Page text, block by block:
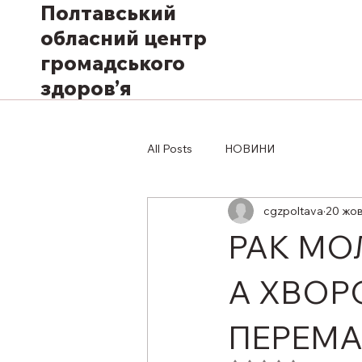
Полтавський
обласний центр
громадського
здоров’я
All Posts НОВИНИ
РАК
А
cgzpoltava 20